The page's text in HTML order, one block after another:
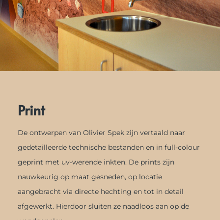
Print
De ontwerpen van Olivier Spek zijn vertaald naar
gedetailleerde technische bestanden en in full-colour
geprint met uv-werende inkten. De prints zijn
nauwkeurig op maat gesneden, op locatie
aangebracht via directe hechting en tot in detail
afgewerkt. Hierdoor sluiten ze naadloos aan op de